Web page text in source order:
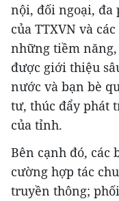
nội, đối ngoại, đa
của TTXVN và
những tiềm
được giới thiệu
nước và bạn bè
tư, thúc đẩy phát
của tỉnh.
Bên cạnh đó, các
cường hợp tác
truyền thông;